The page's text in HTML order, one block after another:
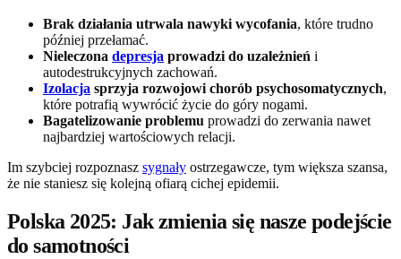
Brak działania utrwala nawyki wycofania, które trudno
później przełamać.
Nieleczona depresja prowadzi do uzależnień i
autodestrukcyjnych zachowań.
Izolacja sprzyja rozwojowi chorób psychosomatycznych,
które potrafią wywrócić życie do góry nogami.
Bagatelizowanie problemu prowadzi do zerwania nawet
najbardziej wartościowych relacji.
Im szybciej rozpoznasz sygnały ostrzegawcze, tym większa szansa,
że nie staniesz się kolejną ofiarą cichej epidemii.
Polska 2025: Jak zmienia się nasze podejście
do samotności